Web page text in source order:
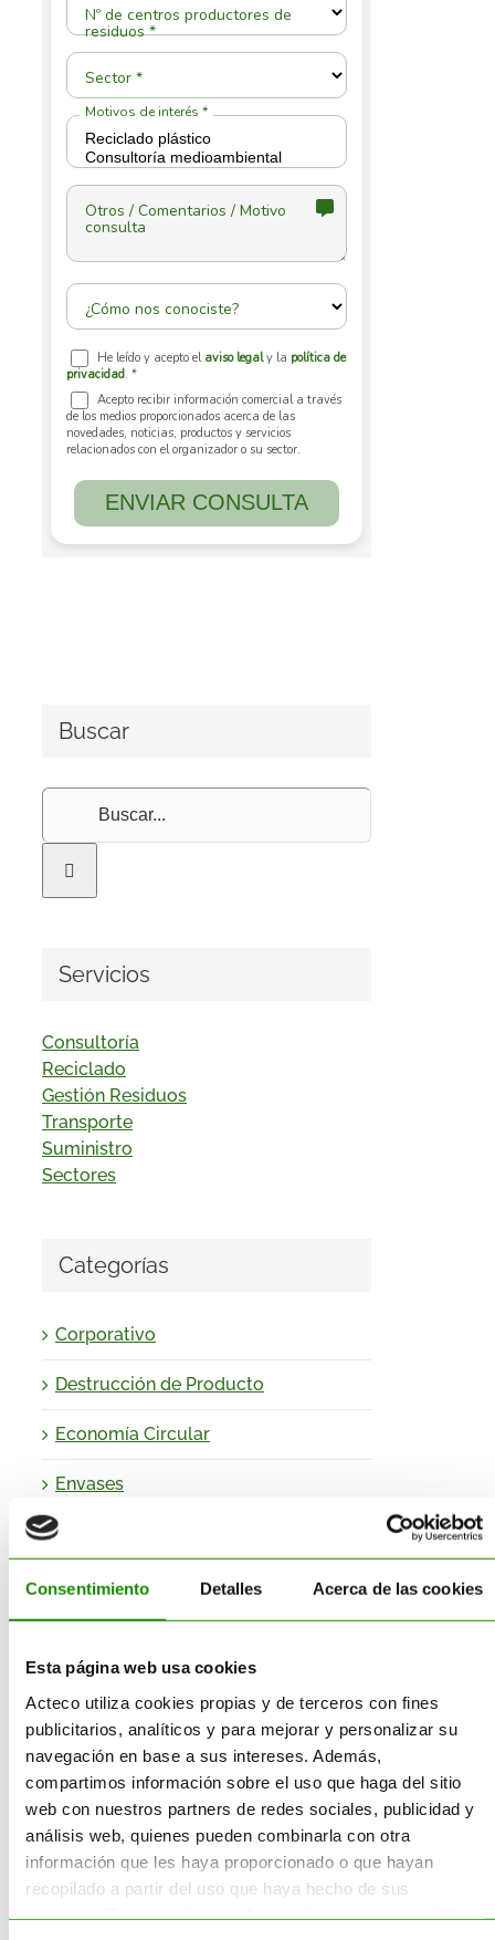
Consentimiento Detalles Acerca de las cookies
Esta página web usa cookies
Acteco utiliza cookies propias y de terceros con fines
publicitarios, analíticos y para mejorar y personalizar su
navegación en base a sus intereses. Además,
compartimos información sobre el uso que haga del sitio
web con nuestros partners de redes sociales, publicidad y
análisis web, quienes pueden combinarla con otra
información que les haya proporcionado o que hayan
recopilado a partir del uso que haya hecho de sus
Buscar
Buscar:
Servicios
Consultoría
Reciclado
Gestión Residuos
Transporte
Suministro
Sectores
Categorías
Corporativo
Destrucción de Producto
Economía Circular
Envases
Equipamiento – Almacén de
Residuos
Impresión 3D sostenible
Obligaciones- Normativa
Medioambiental
Productos
Proyectos de I+D+I
Reciclaje